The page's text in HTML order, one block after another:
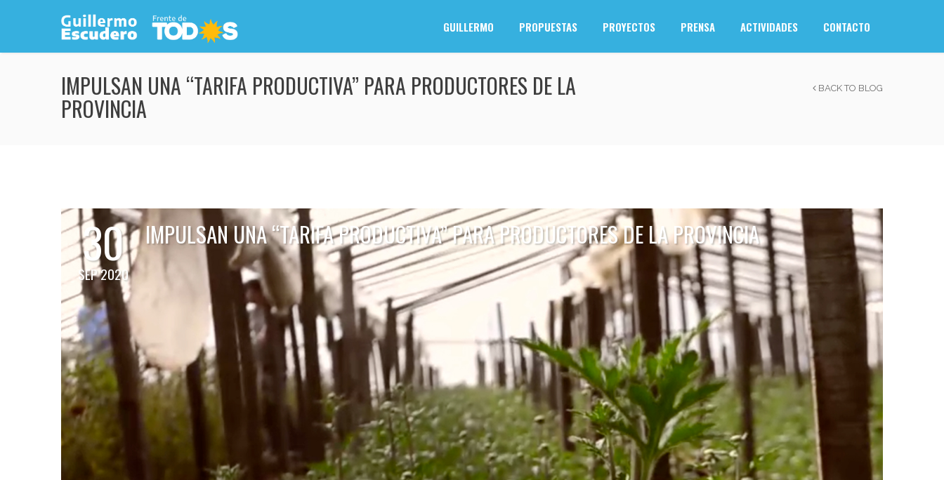
GUILLERMO PROPUESTAS PROYECTOS PRENSA ACTIVIDADES CONTACTO
IMPULSAN UNA “TARIFA PRODUCTIVA” PARA PRODUCTORES DE LA
PROVINCIA
BACK TO BLOG
30
SEP 2020
IMPULSAN UNA “TARIFA PRODUCTIVA” PARA PRODUCTORES DE LA PROVINCIA